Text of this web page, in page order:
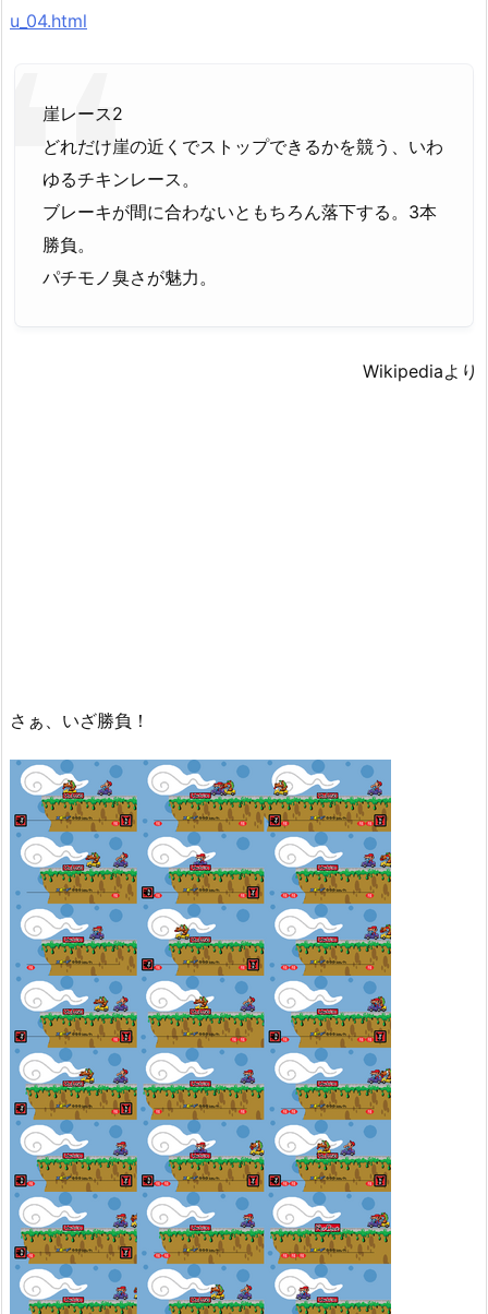
u_04.html
崖レース2
どれだけ崖の近くでストップできるかを競う、いわ
ゆるチキンレース。
ブレーキが間に合わないともちろん落下する。3本
勝負。
パチモノ臭さが魅力。
Wikipediaより
さぁ、いざ勝負！